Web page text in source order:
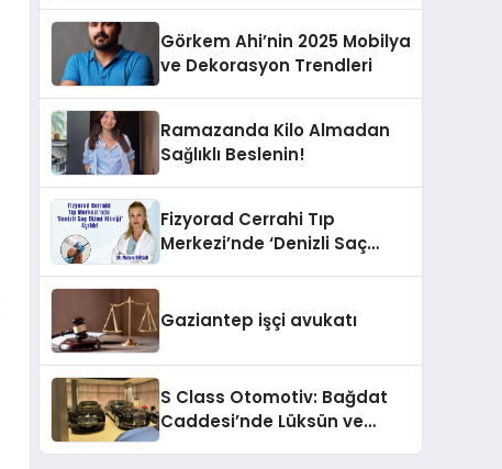
Görkem Ahi’nin 2025 Mobilya
ve Dekorasyon Trendleri
Ramazanda Kilo Almadan
Sağlıklı Beslenin!
Fizyorad Cerrahi Tıp
Merkezi’nde ‘Denizli Saç
Gaziantep işçi avukatı
S Class Otomotiv: Bağdat
Caddesi’nde Lüksün ve